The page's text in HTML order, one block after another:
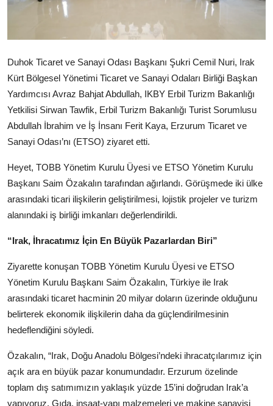
Duhok Ticaret ve Sanayi Odası Başkanı Şukri Cemil Nuri, Irak
Kürt Bölgesel Yönetimi Ticaret ve Sanayi Odaları Birliği Başkan
Yardımcısı Avraz Bahjat Abdullah, IKBY Erbil Turizm Bakanlığı
Yetkilisi Sirwan Tawfik, Erbil Turizm Bakanlığı Turist Sorumlusu
Abdullah İbrahim ve İş İnsanı Ferit Kaya, Erzurum Ticaret ve
Sanayi Odası’nı (ETSO) ziyaret etti.
Heyet, TOBB Yönetim Kurulu Üyesi ve ETSO Yönetim Kurulu
Başkanı Saim Özakalın tarafından ağırlandı. Görüşmede iki ülke
arasındaki ticari ilişkilerin geliştirilmesi, lojistik projeler ve turizm
alanındaki iş birliği imkanları değerlendirildi.
“Irak, İhracatımız İçin En Büyük Pazarlardan Biri”
Ziyarette konuşan TOBB Yönetim Kurulu Üyesi ve ETSO
Yönetim Kurulu Başkanı Saim Özakalın, Türkiye ile Irak
arasındaki ticaret hacminin 20 milyar doların üzerinde olduğunu
belirterek ekonomik ilişkilerin daha da güçlendirilmesinin
hedeflendiğini söyledi.
Özakalın, “Irak, Doğu Anadolu Bölgesi’ndeki ihracatçılarımız için
açık ara en büyük pazar konumundadır. Erzurum özelinde
toplam dış satımımızın yaklaşık yüzde 15’ini doğrudan Irak’a
yapıyoruz. Gıda, inşaat-yapı malzemeleri ve makine sanayisi